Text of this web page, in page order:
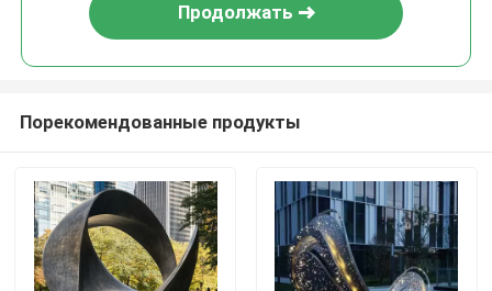
Продолжать
Порекомендованные продукты